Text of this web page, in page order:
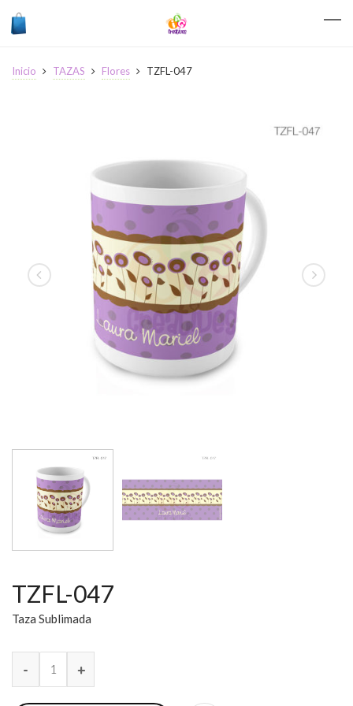
Inicio TAZAS Flores TZFL-047
TZFL-047
Taza Sublimada